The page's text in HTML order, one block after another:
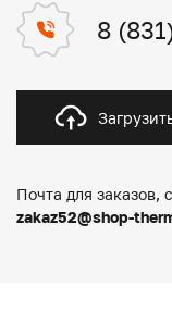
8
Почта для заказов,
zakaz52@shop-